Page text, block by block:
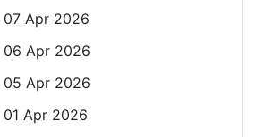
07 Apr 2026
06 Apr 2026
05 Apr 2026
01 Apr 2026